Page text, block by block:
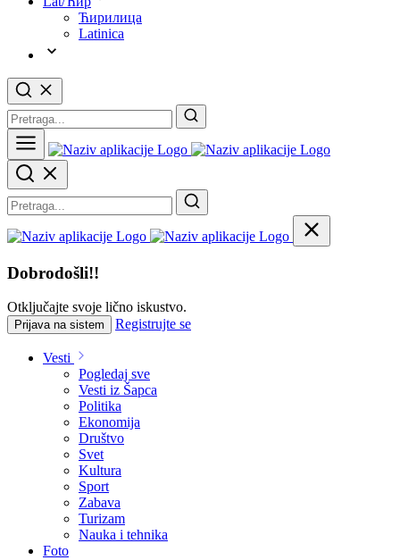
Ћирилица
Latinica
Dobrodošli!!
Otključajte svoje lično iskustvo.
Prijava na sistem Registrujte se
Vesti
Pogledaj sve
Vesti iz Šapca
Politika
Ekonomija
Društvo
Svet
Kultura
Sport
Zabava
Turizam
Nauka i tehnika
Foto